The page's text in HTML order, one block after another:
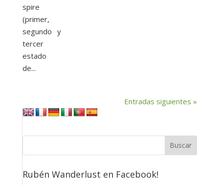
spire
(primer,
segundo y
tercer
estado
de...
Entradas siguientes »
Rubén Wanderlust en Facebook!